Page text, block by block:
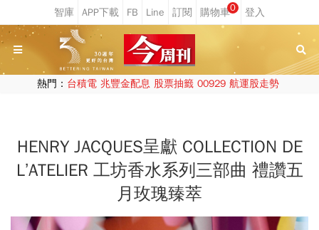
0
熱門： 台積電 兆豐金配息 股票抽籤 00929 航運股走勢
HENRY JACQUES呈獻 COLLECTION DE
L’ATELIER 工坊香水系列三部曲 禮讚五
月玫瑰臻萃